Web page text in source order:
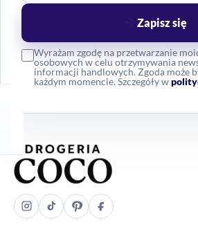
Wyrażam zgodę na przetwarzanie
osobowych w celu otrzymywania
informacji handlowych. Zgoda może
każdym momencie. Szczegóły w
Zapisz się